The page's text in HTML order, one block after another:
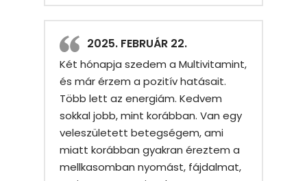
2025. FEBRUÁR 22.
Két hónapja szedem a Multivitamint,
és már érzem a pozitív hatásait.
Több lett az energiám. Kedvem
sokkal jobb, mint korábban. Van egy
veleszületett betegségem, ami
miatt korábban gyakran éreztem a
mellkasomban nyomást, fájdalmat,